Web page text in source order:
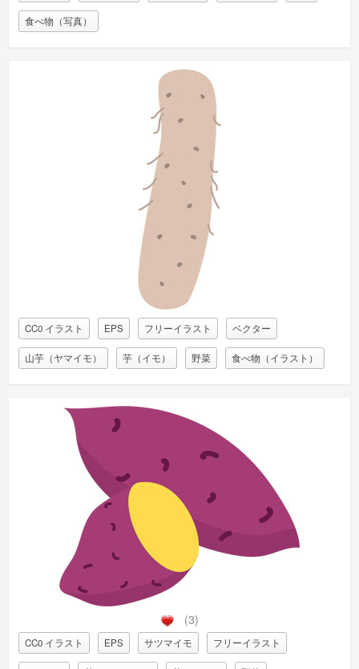
食べ物（写真）
CC0 イラスト EPS フリーイラスト ベクター
山芋（ヤマイモ） 芋（イモ） 野菜 食べ物（イラスト）
(3)
CC0 イラスト EPS サツマイモ フリーイラスト